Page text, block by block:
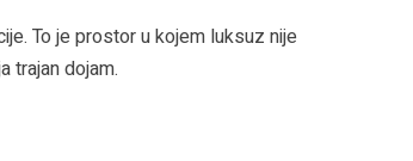
To je prostor u kojem luksuz nije
trajan dojam.